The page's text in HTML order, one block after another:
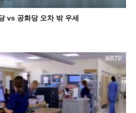
vs 공화당 오차 밖 우세